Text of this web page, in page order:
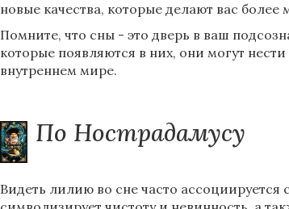
новые качества, которые делают вас
Помните, что сны - это дверь в ваш
которые появляются в них, они могут
внутреннем мире.
По Нострадамусу
Видеть лилию во сне часто ассоциируется